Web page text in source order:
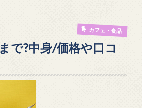
カフェ・食品
で?中身/価格や口コ